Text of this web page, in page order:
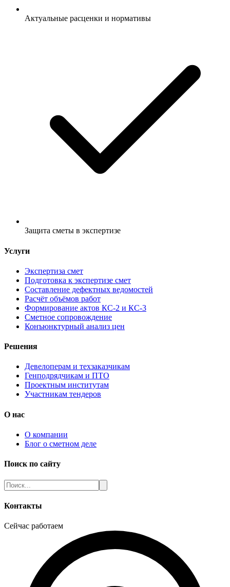
Актуальные расценки и нормативы
Защита сметы в экспертизе
Услуги
Экспертиза смет
Подготовка к экспертизе смет
Составление дефектных ведомостей
Расчёт объёмов работ
Формирование актов КС-2 и КС-3
Сметное сопровождение
Конъюнктурный анализ цен
Решения
Девелоперам и техзаказчикам
Генподрядчикам и ПТО
Проектным институтам
Участникам тендеров
О нас
О компании
Блог о сметном деле
Поиск по сайту
Контакты
Сейчас работаем